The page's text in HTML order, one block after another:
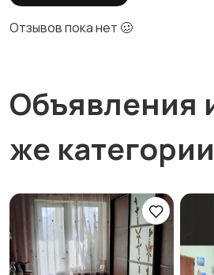
Отзывов пока нет 🥴
Объявления
же категории